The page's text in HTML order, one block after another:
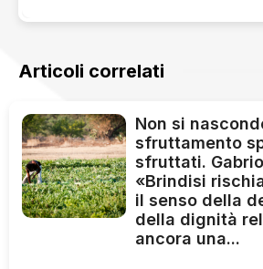
Articoli correlati
Non si
sfruttamento
sfruttati.
«Brindisi
il senso della
della dignità
ancora una...